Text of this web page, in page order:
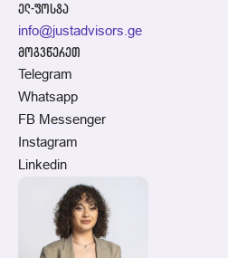
ელ-ფოსტა
info@justadvisors.ge
მოგვწერეთ
Telegram
Whatsapp
FB Messenger
Instagram
Linkedin